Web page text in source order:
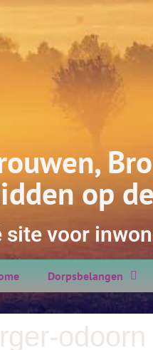
op
site voor
Dorpsbelangen
odoorn